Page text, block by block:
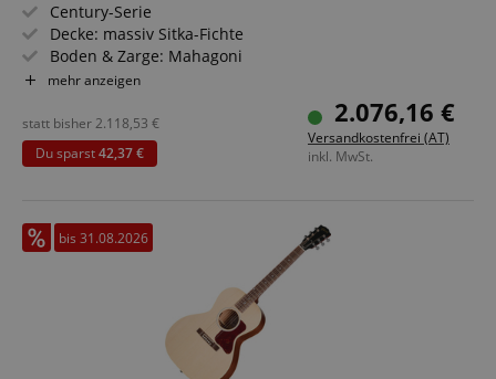
Century-Serie
Decke: massiv Sitka-Fichte
Boden & Zarge: Mahagoni
Griffbrett/Hals: Palisander / Mahagoni
Farbe & Finish: Vintage Amber, Satin Nitrocellulose
mehr anzeigen
2.076,16 €
Versandkostenfrei (AT)
inkl. MwSt.
statt bisher2.118,53 €
Du sparst42,37 €
bis 31.08.2026